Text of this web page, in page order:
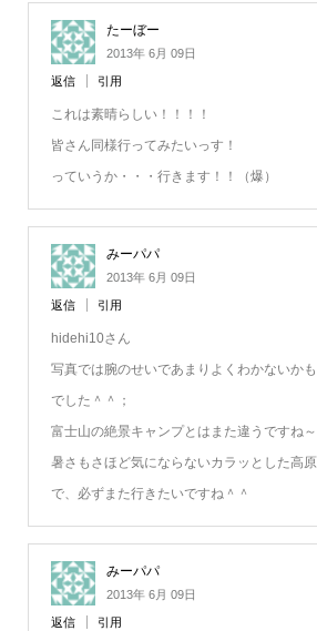
たーぼー
2013年 6月 09日
返信 引用
これは素晴らしい！！！！
皆さん同様行ってみたいっす！
っていうか・・・行きます！！（爆）
みーパパ
2013年 6月 09日
返信 引用
hidehi10さん
写真では腕のせいであまりよくわかないか
でした＾＾；
富士山の絶景キャンプとはまた違うですね～
暑さもさほど気にならないカラッとした高
で、必ずまた行きたいですね＾＾
みーパパ
2013年 6月 09日
返信 引用